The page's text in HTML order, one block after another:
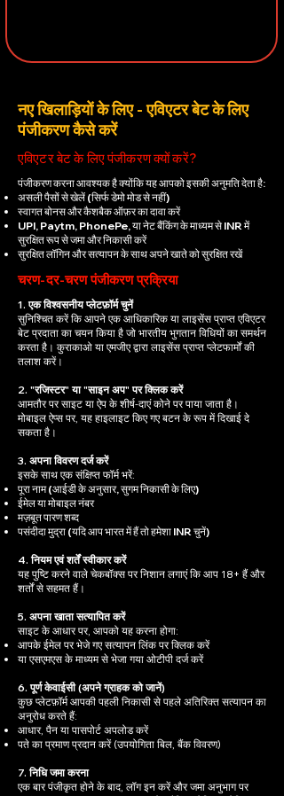
नए खिलाड़ियों के लिए - एविएटर बेट के लिए
पंजीकरण कैसे करें
एविएटर बेट के लिए पंजीकरण क्यों करें?
पंजीकरण करना आवश्यक है क्योंकि यह आपको इसकी अनुमति देता है:
असली पैसों से खेलें (सिर्फ डेमो मोड से नहीं)
स्वागत बोनस और कैशबैक ऑफ़र का दावा करें
UPI, Paytm, PhonePe, या नेट बैंकिंग के माध्यम से INR में
सुरक्षित रूप से जमा और निकासी करें
सुरक्षित लॉगिन और सत्यापन के साथ अपने खाते को सुरक्षित रखें
चरण-दर-चरण पंजीकरण प्रक्रिया
1. एक विश्वसनीय प्लेटफ़ॉर्म चुनें
सुनिश्चित करें कि आपने एक आधिकारिक या लाइसेंस प्राप्त एविएटर
बेट प्रदाता का चयन किया है जो भारतीय भुगतान विधियों का समर्थन
करता है। कुराकाओ या एमजीए द्वारा लाइसेंस प्राप्त प्लेटफार्मों की
तलाश करें।
2. "रजिस्टर" या "साइन अप" पर क्लिक करें
आमतौर पर साइट या ऐप के शीर्ष-दाएं कोने पर पाया जाता है।
मोबाइल ऐप्स पर, यह हाइलाइट किए गए बटन के रूप में दिखाई दे
सकता है।
3. अपना विवरण दर्ज करें
इसके साथ एक संक्षिप्त फॉर्म भरें:
पूरा नाम (आईडी के अनुसार, सुगम निकासी के लिए)
ईमेल या मोबाइल नंबर
मज़बूत पारण शब्द
पसंदीदा मुद्रा (यदि आप भारत में हैं तो हमेशा INR चुनें)
4. नियम एवं शर्तें स्वीकार करें
यह पुष्टि करने वाले चेकबॉक्स पर निशान लगाएं कि आप 18+ हैं और
शर्तों से सहमत हैं।
5. अपना खाता सत्यापित करें
साइट के आधार पर, आपको यह करना होगा:
आपके ईमेल पर भेजे गए सत्यापन लिंक पर क्लिक करें
या एसएमएस के माध्यम से भेजा गया ओटीपी दर्ज करें
6. पूर्ण केवाईसी (अपने ग्राहक को जानें)
कुछ प्लेटफ़ॉर्म आपकी पहली निकासी से पहले अतिरिक्त सत्यापन का
अनुरोध करते हैं:
आधार, पैन या पासपोर्ट अपलोड करें
पते का प्रमाण प्रदान करें (उपयोगिता बिल, बैंक विवरण)
7. निधि जमा करना
एक बार पंजीकृत होने के बाद, लॉग इन करें और जमा अनुभाग पर